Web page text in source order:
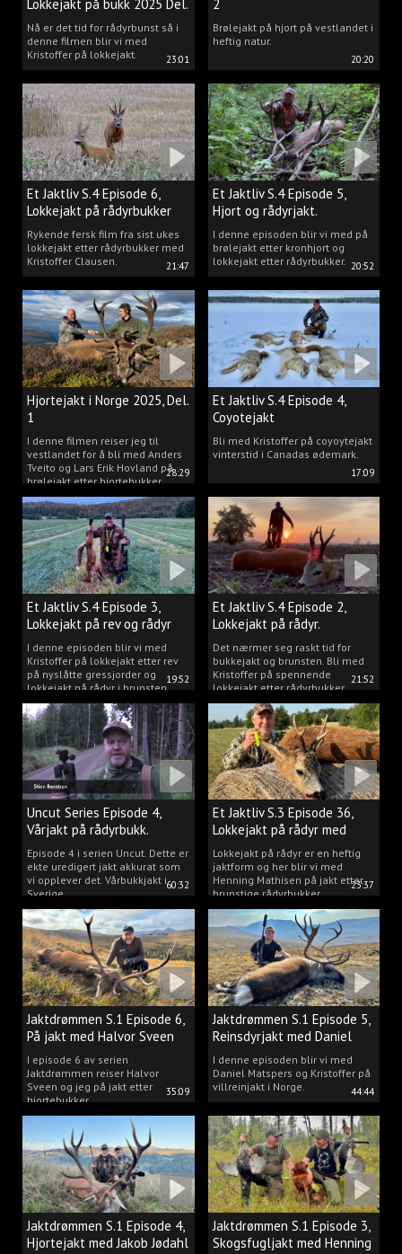
23:01
Lokkejakt på bukk 2025 Del.
2
Nå er det tid for rådyrbunst så i
denne filmen blir vi med
Kristoffer på lokkejakt.
20:20
2
Brølejakt på hjort på vestlandet i
heftig natur.
21:47
Et Jaktliv S.4 Episode 6,
Lokkejakt på rådyrbukker
2025 Del.1
Rykende fersk film fra sist ukes
lokkejakt etter rådyrbukker med
Kristoffer Clausen.
20:52
Et Jaktliv S.4 Episode 5,
Hjort og rådyrjakt.
I denne episoden blir vi med på
brølejakt etter kronhjort og
lokkejakt etter rådyrbukker.
28:29
Hjortejakt i Norge 2025, Del.
1
I denne filmen reiser jeg til
vestlandet for å bli med Anders
Tveito og Lars Erik Hovland på
brølejakt etter hjortebukker.
17:09
Et Jaktliv S.4 Episode 4,
Coyotejakt
Bli med Kristoffer på coyoytejakt
vinterstid i Canadas ødemark.
19:52
Et Jaktliv S.4 Episode 3,
Lokkejakt på rev og rådyr
2025.
I denne episoden blir vi med
Kristoffer på lokkejakt etter rev
på nyslåtte gressjorder og
lokkejakt på rådyr i brunsten.
21:52
Et Jaktliv S.4 Episode 2,
Lokkejakt på rådyr.
Det nærmer seg raskt tid for
bukkejakt og brunsten. Bli med
Kristoffer på spennende
lokkejakt etter rådyrbukker.
60:32
Uncut Series Episode 4,
Vårjakt på rådyrbukk.
Episode 4 i serien Uncut. Dette er
ekte uredigert jakt akkurat som
vi opplever det. Vårbukkjakt i
Sverige.
23:37
Et Jaktliv S.3 Episode 36,
Lokkejakt på rådyr med
Henning Mathisen
Lokkejakt på rådyr er en heftig
jaktform og her blir vi med
Henning Mathisen på jakt etter
brunstige rådyrbukker.
35:09
Jaktdrømmen S.1 Episode 6,
På jakt med Halvor Sveen
I episode 6 av serien
Jaktdrømmen reiser Halvor
Sveen og jeg på jakt etter
hjortebukker.
44:44
Jaktdrømmen S.1 Episode 5,
Reinsdyrjakt med Daniel
Matspers.
I denne episoden blir vi med
Daniel Matspers og Kristoffer på
villreinjakt i Norge.
Jaktdrømmen S.1 Episode 4,
Hjortejakt med Jakob Jødahl
Jaktdrømmen S.1 Episode 3,
Skogsfugljakt med Henning